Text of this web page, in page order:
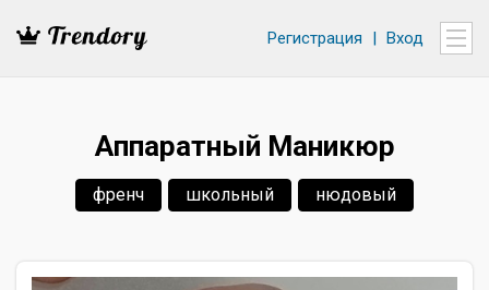
Регистрация | Вход
Аппаратный Маникюр
френч школьный нюдовый